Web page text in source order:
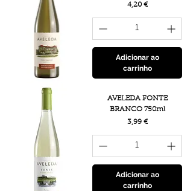
Preço
4,20 €
Adicionar ao
carrinho
AVELEDA FONTE
BRANCO 750ml
Preço
3,99 €
Adicionar ao
carrinho